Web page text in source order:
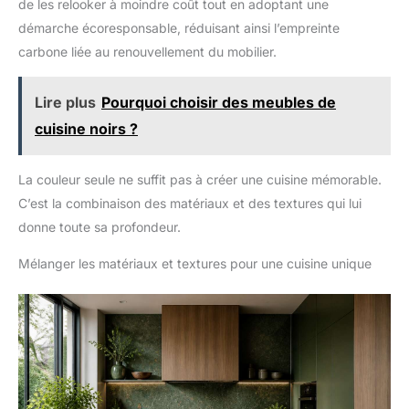
délais.
avec des panneaux de particules recouverts de mélamine
résistante aux rayures, offrant une durabilité exceptionnelle et
une capacité totale de charge de 77 kg. DESIGN MODERNE ET
FONCTIONNEL : Cette desserte à roulettes apporte une touche
les glissières de tiroir fluides garantissent un fonctionnement
silencieux, combinant style et praticité.
de les relooker à moindre coût tout en adoptant une
démarche écoresponsable, réduisant ainsi l’empreinte
carbone liée au renouvellement du mobilier.
Lire plus Pourquoi choisir des meubles de
cuisine noirs ?
La couleur seule ne suffit pas à créer une cuisine mémorable.
C’est la combinaison des matériaux et des textures qui lui
donne toute sa profondeur.
Mélanger les matériaux et textures pour une cuisine unique